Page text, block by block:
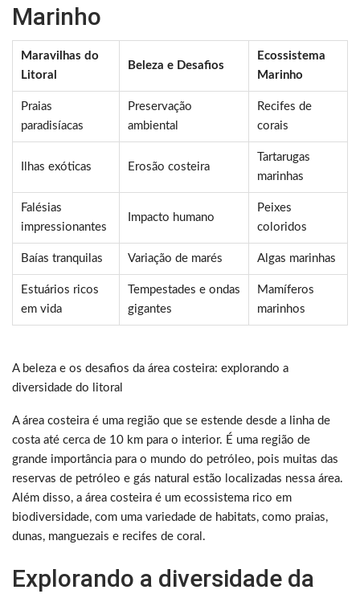
Marinho
Maravilhas do
Litoral
Beleza e Desafios
Ecossistema
Marinho
Praias
paradisíacas
Preservação
ambiental
Recifes de
corais
Ilhas exóticas Erosão costeira
Tartarugas
marinhas
Falésias
impressionantes
Impacto humano
Peixes
coloridos
Baías tranquilas Variação de marés Algas marinhas
Estuários ricos
em vida
Tempestades e ondas
gigantes
Mamíferos
marinhos
A beleza e os desafios da área costeira: explorando a
diversidade do litoral
A área costeira é uma região que se estende desde a linha de
costa até cerca de 10 km para o interior. É uma região de
grande importância para o mundo do petróleo, pois muitas das
reservas de petróleo e gás natural estão localizadas nessa área.
Além disso, a área costeira é um ecossistema rico em
biodiversidade, com uma variedade de habitats, como praias,
dunas, manguezais e recifes de coral.
Explorando a diversidade da